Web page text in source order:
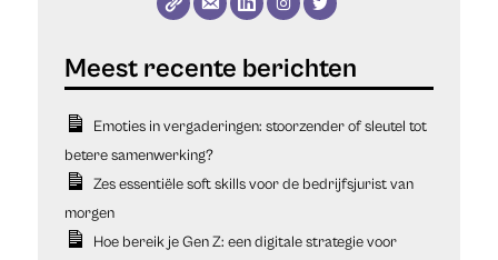
Emoties in vergaderingen: stoorzender of sleutel tot
betere samenwerking?
Zes essentiële soft skills voor de bedrijfsjurist van
morgen
Hoe bereik je Gen Z: een digitale strategie voor